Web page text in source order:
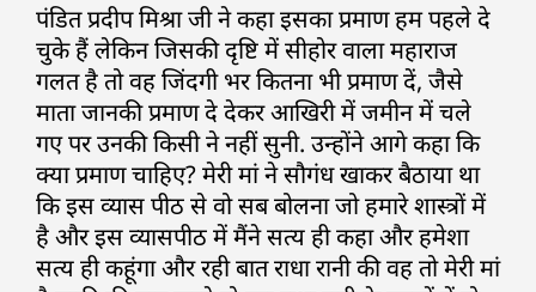
पंडित प्रदीप मिश्रा जी ने कहा इसका प्रमाण हम पहले दे
चुके हैं लेकिन जिसकी दृष्टि में सीहोर वाला महाराज
गलत है तो वह जिंदगी भर कितना भी प्रमाण दें, जैसे
माता जानकी प्रमाण दे देकर आखिरी में जमीन में चले
गए पर उनकी किसी ने नहीं सुनी. उन्होंने आगे कहा कि
क्या प्रमाण चाहिए? मेरी मां ने सौगंध खाकर बैठाया था
कि इस व्यास पीठ से वो सब बोलना जो हमारे शास्त्रों में
है और इस व्यासपीठ में मैंने सत्य ही कहा और हमेशा
सत्य ही कहूंगा और रही बात राधा रानी की वह तो मेरी मां